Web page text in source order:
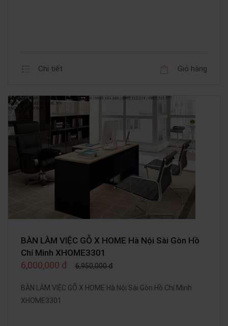
Giỏ hàng
Chi tiết
BÀN LÀM VIỆC GỖ X HOME Hà Nội Sài Gòn Hồ
Chí Minh XHOME3301
6,000,000 đ 6,950,000 đ
BÀN LÀM VIỆC GỖ X HOME Hà Nội Sài Gòn Hồ Chí Minh
XHOME3301